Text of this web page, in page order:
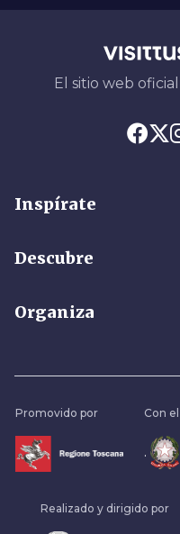
El sitio web
Inspírate
Descubre
Organiza
Promovido por Con
.
Realizado y dirigido por